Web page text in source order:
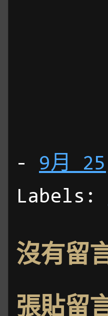
- 9月
Labels:
沒有留
張貼留